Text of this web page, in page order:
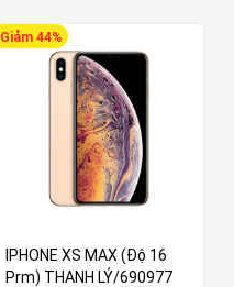
Giảm 44%
IPHONE XS MAX (Độ 16
Prm) THANH LÝ/690977